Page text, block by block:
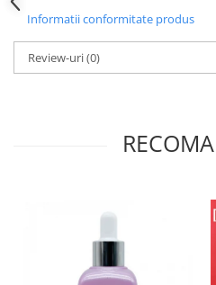
Informatii conformitate produs
Review-uri(0)